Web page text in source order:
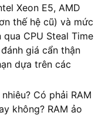
Xeon E5, AMD
thế hệ cũ) và mức
CPU Steal Time
giá cẩn thận
dựa trên các
Có phải RAM
không? RAM ảo